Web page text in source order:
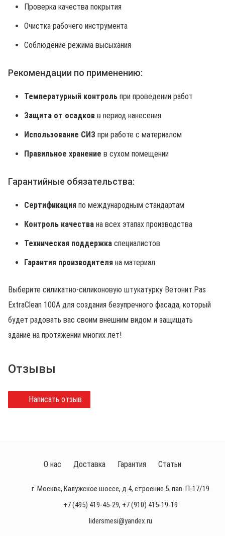
Проверка качества покрытия
Очистка рабочего инструмента
Соблюдение режима высыхания
Рекомендации по применению:
Температурный контроль при проведении работ
Защита от осадков в период нанесения
Использование СИЗ при работе с материалом
Правильное хранение в сухом помещении
Гарантийные обязательства:
Сертификация по международным стандартам
Контроль качества на всех этапах производства
Техническая поддержка специалистов
Гарантия производителя на материал
Выберите силикатно-силиконовую штукатурку Ветонит.Pas
ExtraClean 100А для создания безупречного фасада, который
будет радовать вас своим внешним видом и защищать
здание на протяжении многих лет!
Отзывы
Написать отзыв
г. Москва, Калужское шоссе, д.4, строение 5. пав. П-17/19
+7 (495) 419-45-29, +7 (910) 415-19-19
lidersmesi@yandex.ru
О нас Доставка Гарантия Статьи